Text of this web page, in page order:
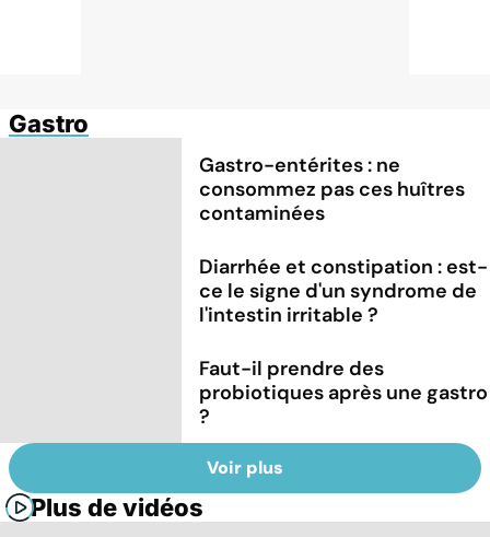
Gastro
Gastro-entérites : ne
consommez pas ces huîtres
contaminées
Diarrhée et constipation : est-
ce le signe d'un syndrome de
l'intestin irritable ?
Faut-il prendre des
probiotiques après une gastro
?
Voir plus
Plus de vidéos